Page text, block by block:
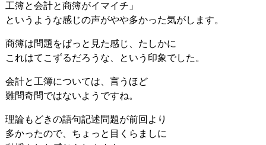
工簿と会計と商簿がイマイチ」
というような感じの声がやや多かった気がします。
商簿は問題をぱっと見た感じ、たしかに
これはてこずるだろうな、という印象でした。
会計と工簿については、言うほど
難問奇問ではないようですね。
理論もどきの語句記述問題が前回より
多かったので、ちょっと目くらましに